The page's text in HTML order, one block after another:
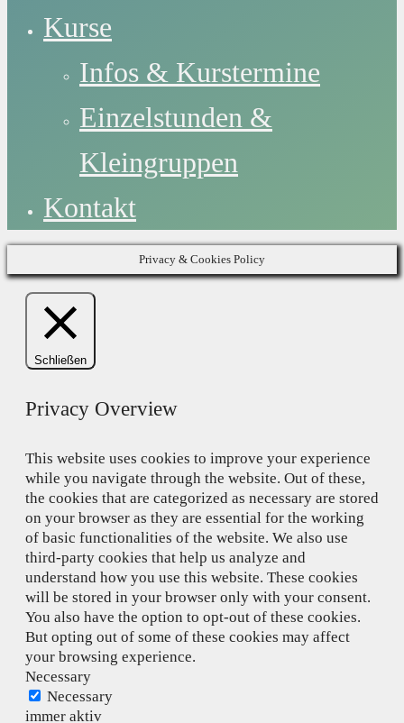
Kurse
Infos & Kurstermine
Einzelstunden &
Kleingruppen
Kontakt
Privacy & Cookies Policy
Schließen
Privacy Overview
This website uses cookies to improve your experience
while you navigate through the website. Out of these,
the cookies that are categorized as necessary are stored
on your browser as they are essential for the working
of basic functionalities of the website. We also use
third-party cookies that help us analyze and
understand how you use this website. These cookies
will be stored in your browser only with your consent.
You also have the option to opt-out of these cookies.
But opting out of some of these cookies may affect
your browsing experience.
Necessary
Necessary
immer aktiv